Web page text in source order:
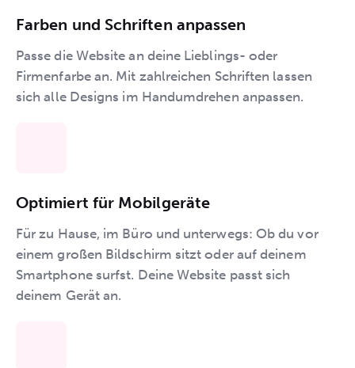
Farben und Schriften anpassen
Passe die Website an deine Lieblings- oder
Firmenfarbe an. Mit zahlreichen Schriften lassen
sich alle Designs im Handumdrehen anpassen.
Optimiert für Mobilgeräte
Für zu Hause, im Büro und unterwegs: Ob du vor
einem großen Bildschirm sitzt oder auf deinem
Smartphone surfst. Deine Website passt sich
deinem Gerät an.